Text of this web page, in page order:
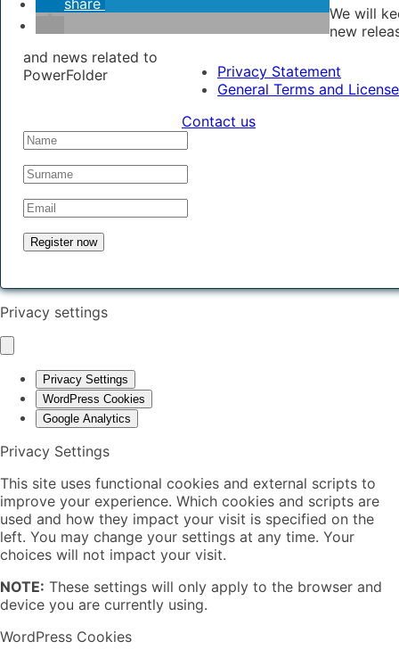
Privacy Statement
General Terms and License
Contact us
We will
new
and news related to
PowerFolder
Privacy settings
Privacy Settings
WordPress Cookies
Google Analytics
Privacy Settings
This site uses functional cookies and external scripts to
improve your experience. Which cookies and scripts are
used and how they impact your visit is specified on the
left. You may change your settings at any time. Your
choices will not impact your visit.
NOTE: These settings will only apply to the browser and
device you are currently using.
WordPress Cookies